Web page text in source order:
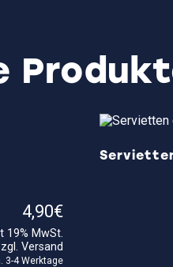
4,90€
19% MwSt.
Versand
3-4 Werktage